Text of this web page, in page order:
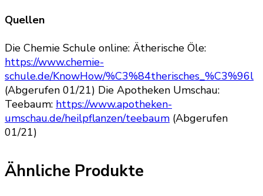
Quellen
Die Chemie Schule online: Ätherische Öle:
https://www.chemie-
schule.de/KnowHow/%C3%84therisches_%C3%96l
(Abgerufen 01/21) Die Apotheken Umschau:
Teebaum: https://www.apotheken-
umschau.de/heilpflanzen/teebaum (Abgerufen
01/21)
Ähnliche Produkte